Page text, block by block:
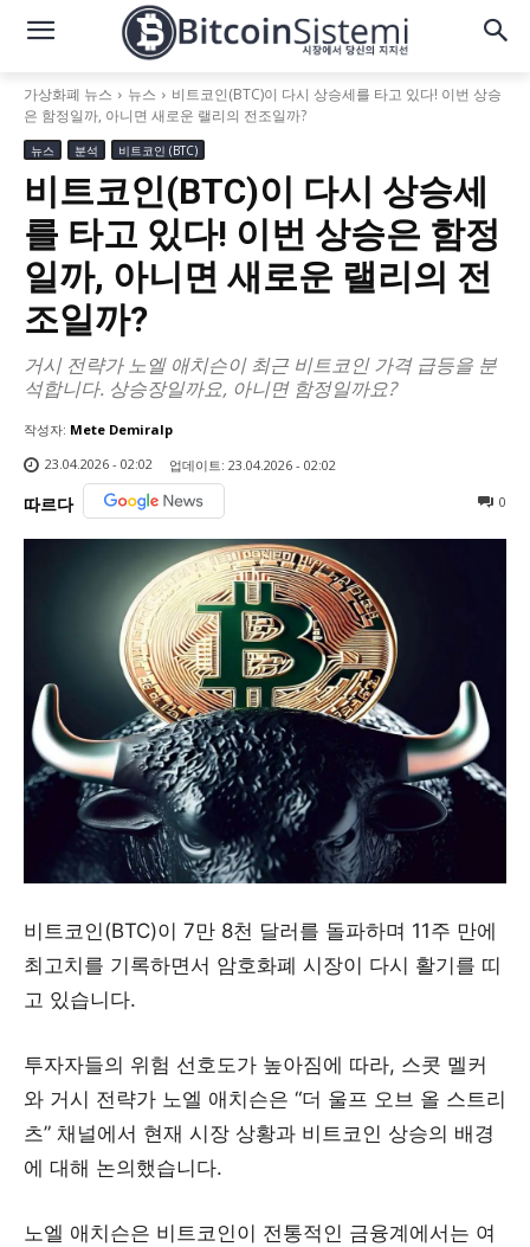
가상화폐 뉴스 뉴스
비트코인(BTC)이 다시 상승세를 타고 있다! 이번 상승
은 함정일까, 아니면 새로운 랠리의 전조일까?
뉴스 분석 비트코인 (BTC)
비트코인(BTC)이 다시 상승세
를 타고 있다! 이번 상승은 함정
일까, 아니면 새로운 랠리의 전
조일까?
거시 전략가 노엘 애치슨이 최근 비트코인 가격 급등을 분
석합니다. 상승장일까요, 아니면 함정일까요?
작성자: Mete Demiralp
23.04.2026 - 02:02
업데이트: 23.04.2026 - 02:02
따르다 0
비트코인(BTC)이 7만 8천 달러를 돌파하며 11주 만에
최고치를 기록하면서 암호화폐 시장이 다시 활기를 띠
고 있습니다.
투자자들의 위험 선호도가 높아짐에 따라, 스콧 멜커
와 거시 전략가 노엘 애치슨은 “더 울프 오브 올 스트리
츠” 채널에서 현재 시장 상황과 비트코인 상승의 배경
에 대해 논의했습니다.
노엘 애치슨은 비트코인이 전통적인 금융계에서는 여